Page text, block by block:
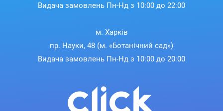
Видача замовлень Пн-Нд з 10:00 до 22:00
м. Харків
пр. Науки, 48 (м. «Ботанічний сад»)
Видача замовлень Пн-Нд з 10:00 до 20:00